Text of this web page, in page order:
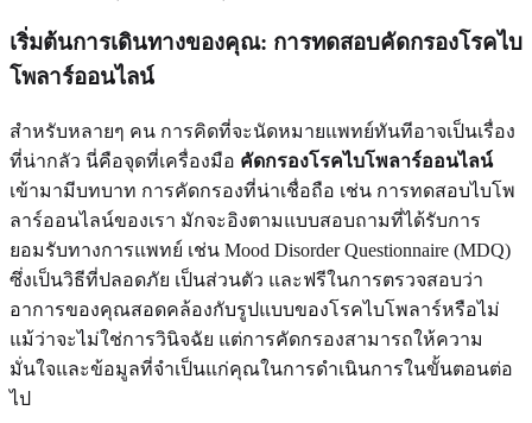
เริ่มต้นการเดินทางของคุณ: การทดสอบคัดกรองโรคไบ
โพลาร์ออนไลน์
สำหรับหลายๆ คน การคิดที่จะนัดหมายแพทย์ทันทีอาจเป็นเรื่อง
ที่น่ากลัว นี่คือจุดที่เครื่องมือ คัดกรองโรคไบโพลาร์ออนไลน์
เข้ามามีบทบาท การคัดกรองที่น่าเชื่อถือ เช่น การทดสอบไบโพ
ลาร์ออนไลน์ของเรา มักจะอิงตามแบบสอบถามที่ได้รับการ
ยอมรับทางการแพทย์ เช่น Mood Disorder Questionnaire (MDQ)
ซึ่งเป็นวิธีที่ปลอดภัย เป็นส่วนตัว และฟรีในการตรวจสอบว่า
อาการของคุณสอดคล้องกับรูปแบบของโรคไบโพลาร์หรือไม่
แม้ว่าจะไม่ใช่การวินิจฉัย แต่การคัดกรองสามารถให้ความ
มั่นใจและข้อมูลที่จำเป็นแก่คุณในการดำเนินการในขั้นตอนต่อ
ไป